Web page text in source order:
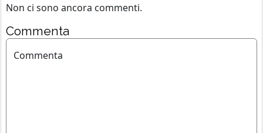
Non ci sono ancora commenti.
Commenta
Commenta